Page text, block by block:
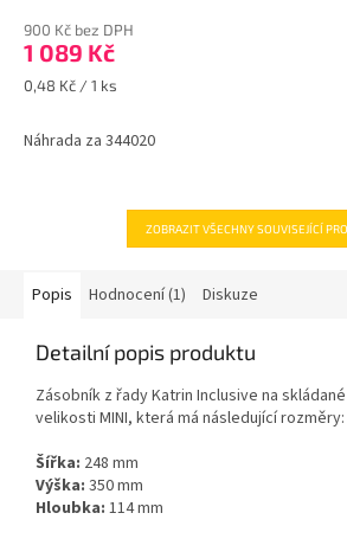
900 Kč bez DPH
1 089 Kč
Měrná
0,48 Kč / 1 ks
Náhrada za 344020
ZOBRAZIT VŠECHNY SOUVISEJÍCÍ
Popis Hodnocení (1) Diskuze
Detailní popis produktu
Zásobník z řady Katrin Inclusive na
velikosti MINI, která má následující rozměry:
Šířka: 248 mm
Výška: 350 mm
Hloubka: 114 mm